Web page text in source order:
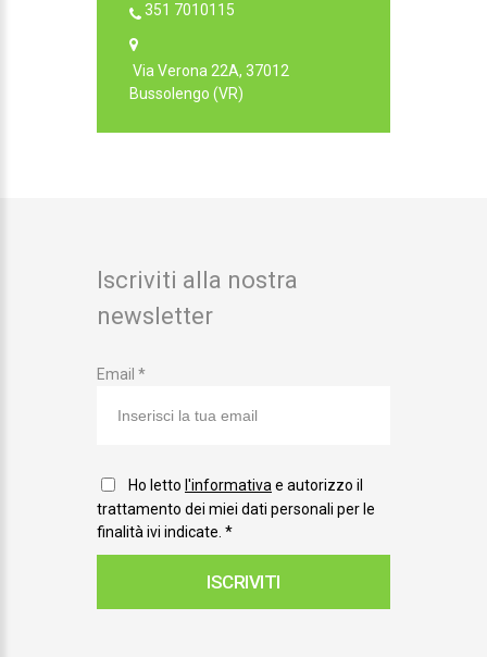
351 7010115
Via Verona 22A, 37012
Bussolengo (VR)
Iscriviti alla nostra
newsletter
Email *
Ho letto l'informativa e autorizzo il
trattamento dei miei dati personali per le
finalità ivi indicate. *
ISCRIVITI